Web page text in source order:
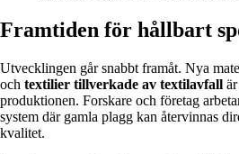
Framtiden för hållbart
Utvecklingen går snabbt framåt. Nya
och textilier tillverkade av textilavfall
produktionen. Forskare och företag
system där gamla plagg kan återvinnas
kvalitet.